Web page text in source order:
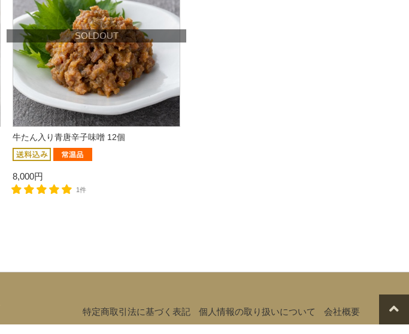
SOLDOUT
牛たん入り青唐辛子味噌 12個
8,000円
1件
特定商取引法に基づく表記 個人情報の取り扱いについて 会社概要